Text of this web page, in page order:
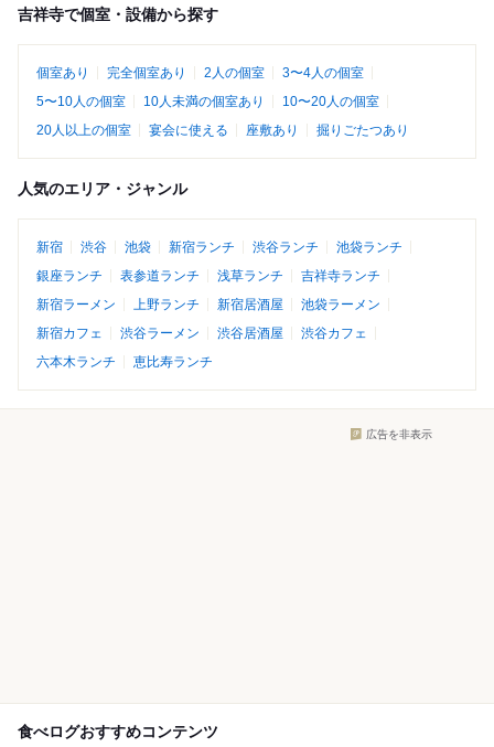
吉祥寺で個室・設備から探す
個室あり 完全個室あり 2人の個室
3〜4人の個室
5〜10人の個室
10人未満の個室あり
10〜20人の個室
20人以上の個室
宴会に使える 座敷あり 掘りごたつあり
人気のエリア・ジャンル
新宿 渋谷 池袋 新宿ランチ 渋谷ランチ
池袋ランチ
銀座ランチ
表参道ランチ 浅草ランチ
吉祥寺ランチ
新宿ラーメン
上野ランチ 新宿居酒屋
池袋ラーメン
新宿カフェ
渋谷ラーメン 渋谷居酒屋
渋谷カフェ
六本木ランチ
恵比寿ランチ
広告を非表示
食べログおすすめコンテンツ